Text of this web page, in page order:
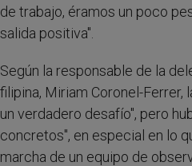
de trabajo, éramos un poco
salida positiva".
Según la responsable de la
filipina, Miriam Coronel-Ferrer,
un verdadero desafío", pero
concretos", en especial en lo
marcha de un equipo de